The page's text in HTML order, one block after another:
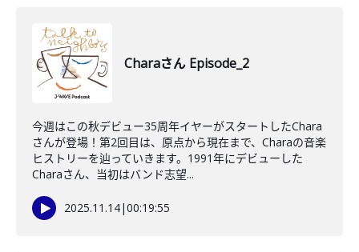
Charaさん Episode_2
今週はこの秋デビュー35周年イヤーがスタートしたChara
さんが登場！第2回目は、原点から現在まで、Charaの音楽
ヒストリーを辿っていきます。1991年にデビューした
Charaさん、当初はバンド志望...
2025.11.14|00:19:55